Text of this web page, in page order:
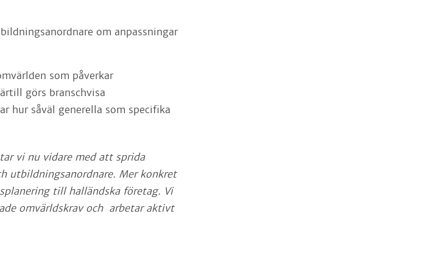
om anpassningar
som påverkar
görs branschvisa
hur såväl generella som specifika
vi nu vidare med att sprida
utbildningsanordnare. Mer konkret
till halländska företag. Vi
omvärldskrav och arbetar aktivt